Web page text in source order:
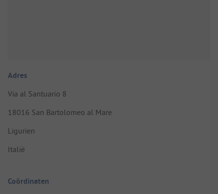
Adres
Via al Santuario 8
18016 San Bartolomeo al Mare
Ligurien
Italië
Coördinaten